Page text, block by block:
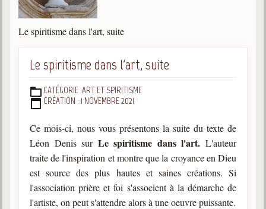
Le spiritisme dans l'art, suite
Le spiritisme dans l'art, suite
DÉTAILS
CATÉGORIE :ART ET SPIRITISME
CRÉATION : 1 NOVEMBRE 2021
Ce mois-ci, nous vous présentons la suite du texte de
Léon Denis sur Le spiritisme dans l'art.L'auteur
traite de l'inspiration et montre que la croyance en Dieu
est source des plus hautes et saines créations. Si
l'association prière et foi s'associent à la démarche de
l'artiste, on peut s'attendre alors à une oeuvre puissante.